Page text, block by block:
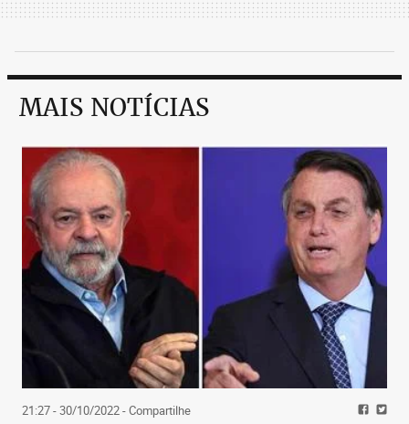
MAIS NOTÍCIAS
21:27 - 30/10/2022- Compartilhe